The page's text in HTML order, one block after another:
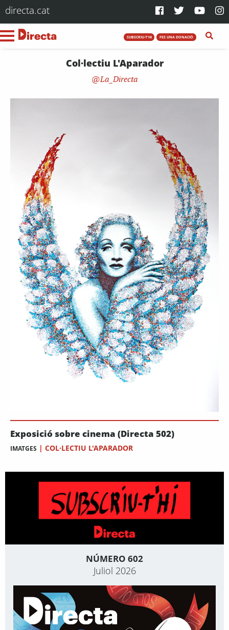
directa.cat
SUBSCRIU-T'HI FES UNA DONACIÓ
Col·lectiu L'Aparador
La_Directa
Exposició sobre cinema (Directa 502)
IMATGES | COL·LECTIU L'APARADOR
NÚMERO 602
Juliol 2026